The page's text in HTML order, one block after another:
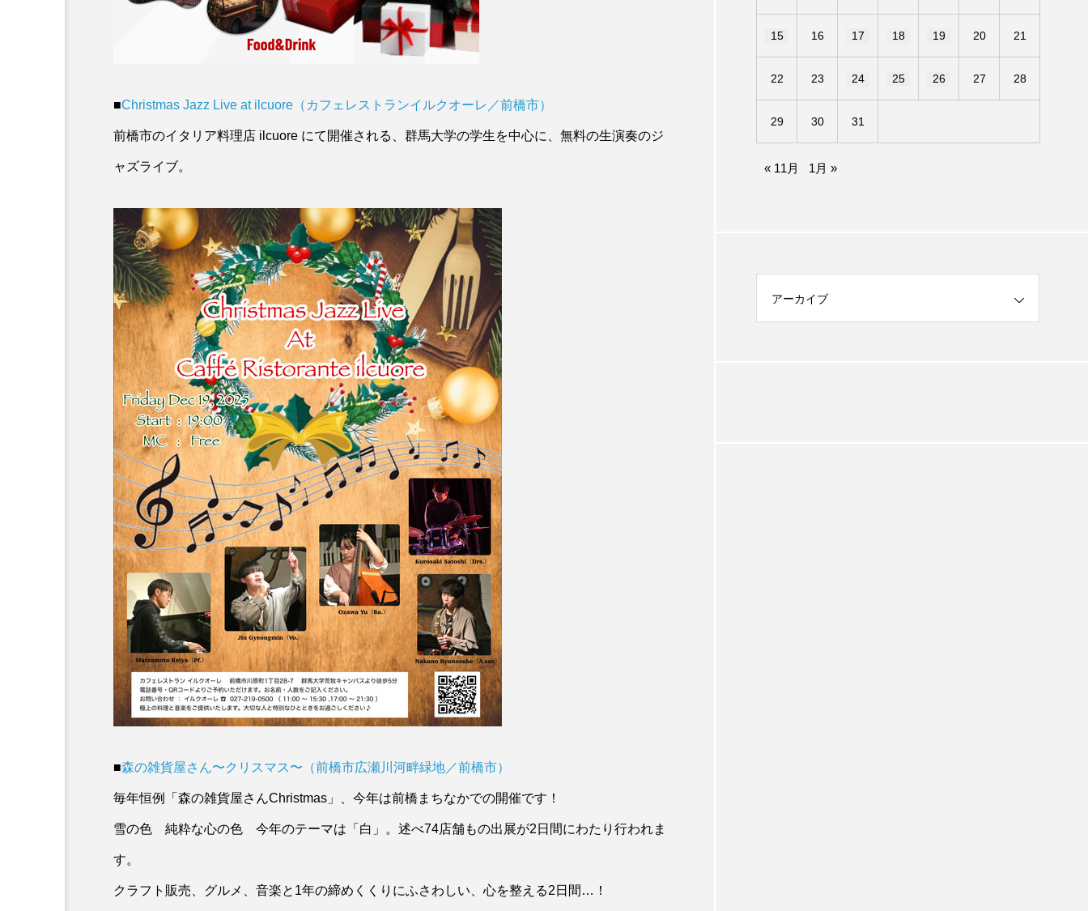
■Christmas Jazz Live at ilcuore（カフェレストランイルクオーレ／前橋市）
前橋市のイタリア料理店 ilcuore にて開催される、群馬大学の学生を中心に、無料の生演奏のジ
ャズライブ。
■森の雑貨屋さん〜クリスマス〜（前橋市広瀬川河畔緑地／前橋市）
毎年恒例「森の雑貨屋さんChristmas」、今年は前橋まちなかでの開催です！
雪の色 純粋な心の色 今年のテーマは「白」。述べ74店舗もの出展が2日間にわたり行われま
す。
クラフト販売、グルメ、音楽と1年の締めくくりにふさわしい、心を整える2日間…！
15 16 17 18 19 20 21
22 23 24 25 26 27 28
29 30 31
« 11月 1月 »
アーカイブ